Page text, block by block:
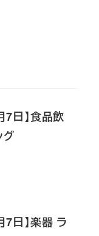
7日】食品飲
グ
7日】楽器 ラ